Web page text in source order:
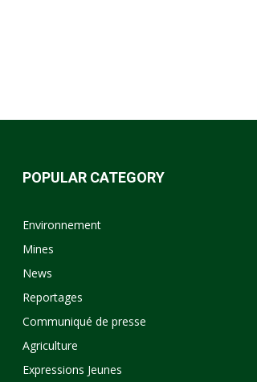
POPULAR CATEGORY
Environnement
Mines
News
Reportages
Communiqué de presse
Agriculture
Expressions Jeunes